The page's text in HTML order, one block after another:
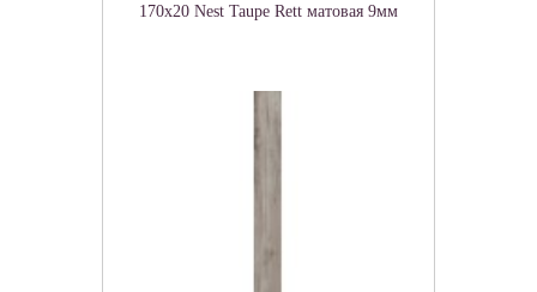
170x20 Nest Taupe Rett матовая 9мм